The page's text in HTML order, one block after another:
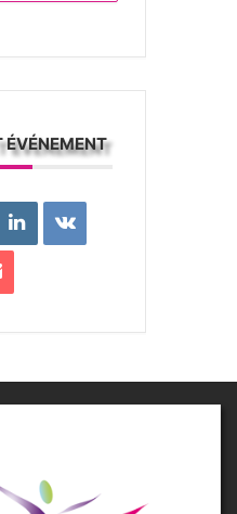
ÉVÉNEMENT